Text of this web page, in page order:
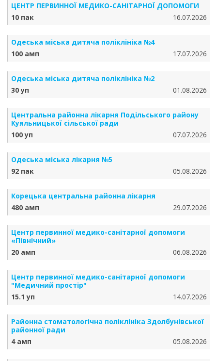
ЦЕНТР ПЕРВИННОЇ МЕДИКО-САНІТАРНОЇ ДОПОМОГИ
10 пак
16.07.2026
Одеська міська дитяча поліклініка №4
100 амп
17.07.2026
Одеська міська дитяча поліклініка №2
30 уп
01.08.2026
Центральна районна лікарня Подільського району
Куяльницької сільської ради
100 уп
07.07.2026
Одеська міська лікарня №5
92 пак
05.08.2026
Корецька центральна районна лікарня
480 амп
29.07.2026
Центр первинної медико-санітарної допомоги
«Північний»
20 амп
06.08.2026
Центр первинної медико-санітарної допомоги
"Медичний простір"
15.1 уп
14.07.2026
Районна стоматологічна поліклініка Здолбунівської
районної ради
4 амп
05.08.2026